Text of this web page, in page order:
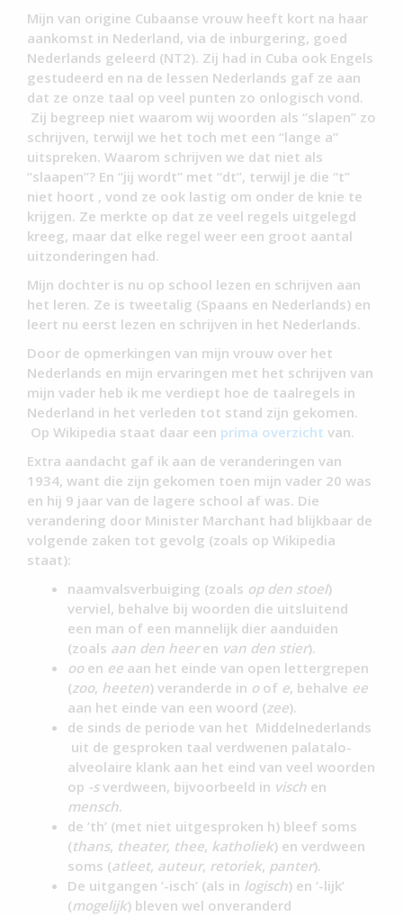
Mijn van origine Cubaanse vrouw heeft kort na haar
aankomst in Nederland, via de inburgering, goed
Nederlands geleerd (NT2). Zij had in Cuba ook Engels
gestudeerd en na de lessen Nederlands gaf ze aan
dat ze onze taal op veel punten zo onlogisch vond.
Zij begreep niet waarom wij woorden als “slapen” zo
schrijven, terwijl we het toch met een “lange a”
uitspreken. Waarom schrijven we dat niet als
“slaapen”? En “jij wordt” met “dt”, terwijl je die “t”
niet hoort , vond ze ook lastig om onder de knie te
krijgen. Ze merkte op dat ze veel regels uitgelegd
kreeg, maar dat elke regel weer een groot aantal
uitzonderingen had.
Mijn dochter is nu op school lezen en schrijven aan
het leren. Ze is tweetalig (Spaans en Nederlands) en
leert nu eerst lezen en schrijven in het Nederlands.
Door de opmerkingen van mijn vrouw over het
Nederlands en mijn ervaringen met het schrijven van
mijn vader heb ik me verdiept hoe de taalregels in
Nederland in het verleden tot stand zijn gekomen.
Op Wikipedia staat daar een prima overzicht van.
Extra aandacht gaf ik aan de veranderingen van
1934, want die zijn gekomen toen mijn vader 20 was
en hij 9 jaar van de lagere school af was. Die
verandering door Minister Marchant had blijkbaar de
volgende zaken tot gevolg (zoals op Wikipedia
staat):
naamvalsverbuiging (zoals op den stoel)
verviel, behalve bij woorden die uitsluitend
een man of een mannelijk dier aanduiden
(zoals aan den heeren van den stier).
ooen ee aan het einde van open lettergrepen
(zoo, heeten) veranderde in oof e, behalve ee
aan het einde van een woord (zee).
de sinds de periode van het Middelnederlands
uit de gesproken taal verdwenen palatalo-
alveolaire klank aan het eind van veel woorden
op -sverdween, bijvoorbeeld in visch en
mensch.
de ’th’ (met niet uitgesproken h) bleef soms
(thans, theater, thee, katholiek) en verdween
soms (atleet, auteur, retoriek, panter).
De uitgangen ‘-isch’ (als in logisch) en ‘-lijk’
(mogelijk) bleven wel onveranderd